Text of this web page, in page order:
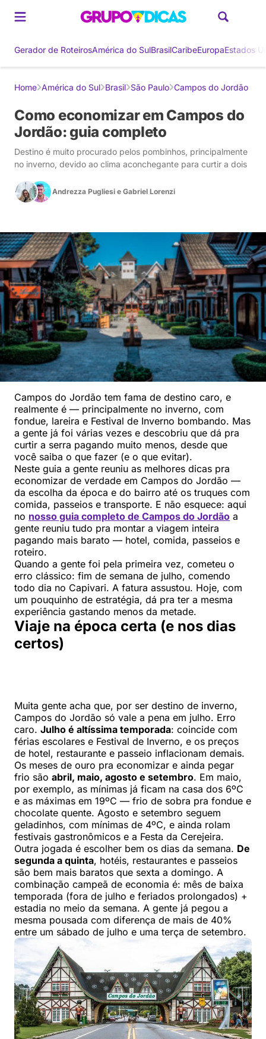
Gerador de RoteirosAmérica do SulBrasilCaribeEuropaEstados
Home América do Sul Brasil São Paulo Campos do Jordão
Como economizar em Campos do
Jordão: guia completo
Destino é muito procurado pelos pombinhos, principalmente
no inverno, devido ao clima aconchegante para curtir a dois
Andrezza Pugliesi e Gabriel Lorenzi
Campos do Jordão tem fama de destino caro, e
realmente é — principalmente no inverno, com
fondue, lareira e Festival de Inverno bombando. Mas
a gente já foi várias vezes e descobriu que dá pra
curtir a serra pagando muito menos, desde que
você saiba o que fazer (e o que evitar).
Neste guia a gente reuniu as melhores dicas pra
economizar de verdade em Campos do Jordão —
da escolha da época e do bairro até os truques com
comida, passeios e transporte. E não esquece: aqui
no nosso guia completo de Campos do Jordão a
gente reuniu tudo pra montar a viagem inteira
pagando mais barato — hotel, comida, passeios e
roteiro.
Quando a gente foi pela primeira vez, cometeu o
erro clássico: fim de semana de julho, comendo
todo dia no Capivari. A fatura assustou. Hoje, com
um pouquinho de estratégia, dá pra ter a mesma
experiência gastando menos da metade.
Viaje na época certa (e nos dias
certos)
Muita gente acha que, por ser destino de inverno,
Campos do Jordão só vale a pena em julho. Erro
caro. Julho é altíssima temporada: coincide com
férias escolares e Festival de Inverno, e os preços
de hotel, restaurante e passeio inflacionam demais.
Os meses de ouro pra economizar e ainda pegar
frio são abril, maio, agosto e setembro. Em maio,
por exemplo, as mínimas já ficam na casa dos 6ºC
e as máximas em 19ºC — frio de sobra pra fondue e
chocolate quente. Agosto e setembro seguem
geladinhos, com mínimas de 4ºC, e ainda rolam
festivais gastronômicos e a Festa da Cerejeira.
Outra jogada é escolher bem os dias da semana. De
segunda a quinta, hotéis, restaurantes e passeios
são bem mais baratos que sexta a domingo. A
combinação campeã de economia é: mês de baixa
temporada (fora de julho e feriados prolongados) +
estadia no meio da semana. A gente já pegou a
mesma pousada com diferença de mais de 40%
entre um sábado de julho e uma terça de setembro.